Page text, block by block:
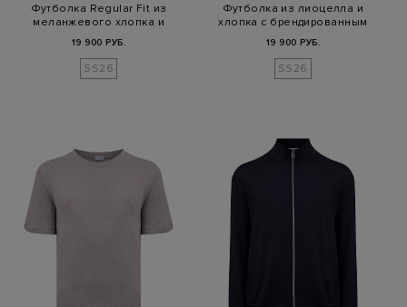
Футболка Regular Fit из
меланжевого хлопка и
19 900 РУБ.
SS26
Футболка из лиоцелла и
хлопка с брендированным
19 900 РУБ.
SS26